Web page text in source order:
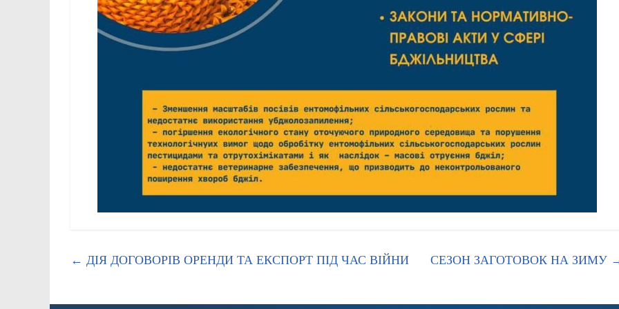
← ДІЯ ДОГОВОРІВ ОРЕНДИ ТА ЕКСПОРТ ПІД ЧАС ВІЙНИ СЕЗОН ЗАГОТОВОК НА ЗИМУ